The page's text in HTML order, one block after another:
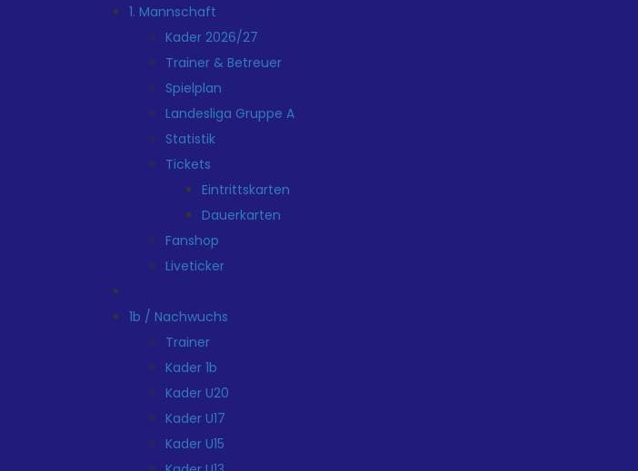
1. Mannschaft
Kader 2026/27
Trainer & Betreuer
Spielplan
Landesliga Gruppe A
Statistik
Tickets
Eintrittskarten
Dauerkarten
Fanshop
Liveticker
1b / Nachwuchs
Trainer
Kader 1b
Kader U20
Kader U17
Kader U15